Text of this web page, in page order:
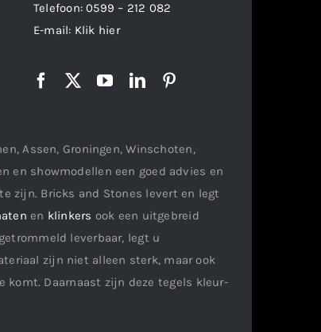
Telefoon:0599 – 212 082
E-mail: Klik hier
Assen, Groningen, Winschoten,
en showmodellen een goed advies en
zijn. Bricks and Stones levert en legt
en klinkers ook een uitgebreid
leverbaar, legt u
zijn niet alleen sterk, maar ook
komt. Daarnaast zijn deze tegels kleur-